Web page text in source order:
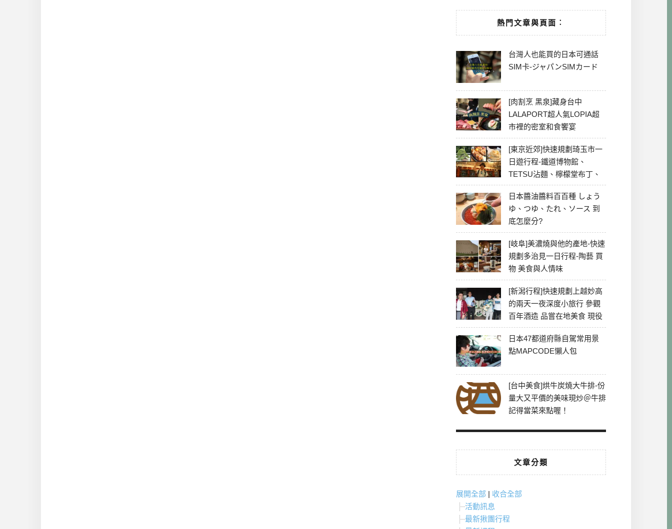
熱門文章與頁面︰
台灣人也能買的日本可通話
SIM卡-ジャパンSIMカード
[肉割烹 黑泉]藏身台中
LALAPORT超人氣LOPIA超
市裡的密室和食饗宴
[東京近郊]快速規劃琦玉市一
日遊行程-鐵道博物館、
TETSU沾麵、檸檬堂布丁、
冰川神社、美食彙整
日本醬油醬料百百種 しょう
ゆ、つゆ、たれ、ソース 到
底怎麼分?
[岐阜]美濃燒與他的產地-快速
規劃多治見一日行程-陶藝 買
物 美食與人情味
[新潟行程]快速規劃上越妙高
的兩天一夜深度小旅行 參觀
百年酒造 品嘗在地美食 現役
最老牌電影院
日本47都道府縣自駕常用景
點MAPCODE懶人包
[台中美食]烘牛炭燒大牛排-份
量大又平價的美味現炒＠牛排
記得當菜來點喔！
文章分類
展開全部 | 收合全部
活動訊息
最新揪團行程